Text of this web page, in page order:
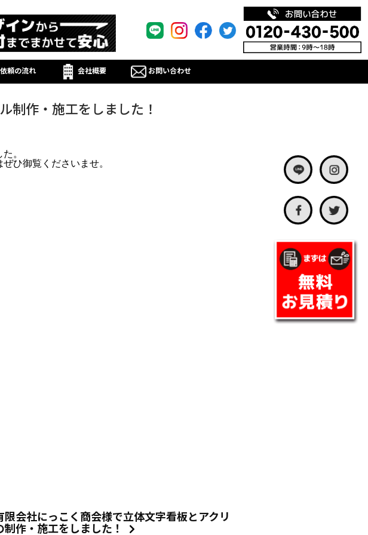
頼の流れ 会社概要 お問い合わせ
制作・施工をしました！
。
ひ御覧くださいませ。
限会社にっこく商会様で立体文字看板とアクリ
作・施工をしました！